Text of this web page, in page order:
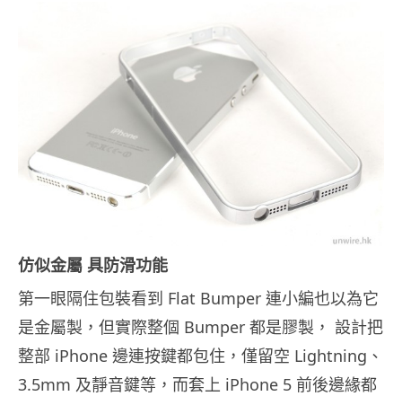
仿似金屬 具防滑功能
第一眼隔住包裝看到 Flat Bumper 連小編也以為它
是金屬製，但實際整個 Bumper 都是膠製， 設計把
整部 iPhone 邊連按鍵都包住，僅留空 Lightning、
3.5mm 及靜音鍵等，而套上 iPhone 5 前後邊緣都